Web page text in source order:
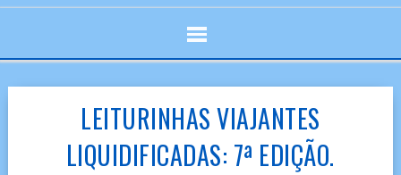
LEITURINHAS VIAJANTES
LIQUIDIFICADAS: 7ª EDIÇÃO.